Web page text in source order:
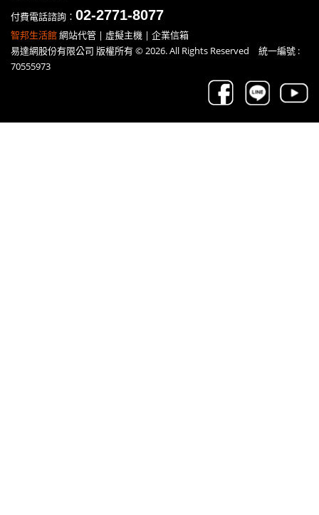
付費電話諮詢： 02-2771-8077
智邦生活館網站代管 | 虛擬主機 | 企業信箱
易達網股份有限公司 版權所有 © 2026. All Rights Reserved 統一編號 :
70555973